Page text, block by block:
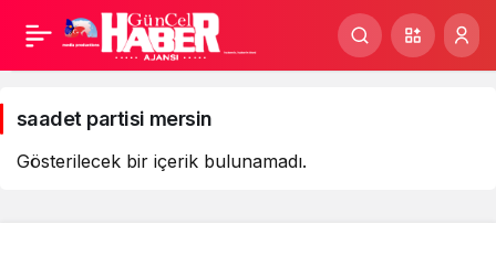
saadet
partisi
mersin
saadet partisi mersin
Gösterilecek bir içerik bulunamadı.